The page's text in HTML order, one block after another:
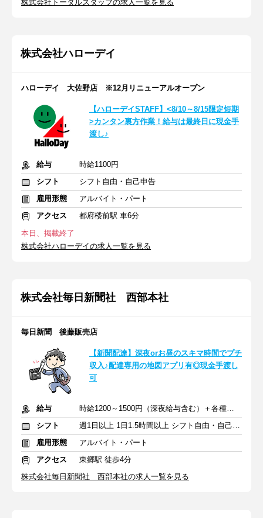
株式会社トータルスタッフの求人一覧を見る
株式会社ハローデイ
ハローデイ 大佐野店 ※12月リニューアルオープン
【ハローデイSTAFF】<8/10～8/15限定短期
>カンタン裏方作業！給与は最終日に現金手
渡し♪
給与
時給1100円
シフト
シフト自由・自己申告
雇用形態
アルバイト・パート
アクセス
都府楼前駅 車6分
本日、掲載終了
株式会社ハローデイの求人一覧を見る
株式会社毎日新聞社 西部本社
毎日新聞 後藤販売店
【新聞配達】深夜orお昼のスキマ時間でプチ
収入♪配達専用の地図アプリ有◎現金手渡し
可
給与
時給1200～1500円（深夜給与含む）＋各種手当
シフト
週1日以上 1日1.5時間以上 シフト自由・自己申告
雇用形態
アルバイト・パート
アクセス
東郷駅 徒歩4分
株式会社毎日新聞社 西部本社の求人一覧を見る